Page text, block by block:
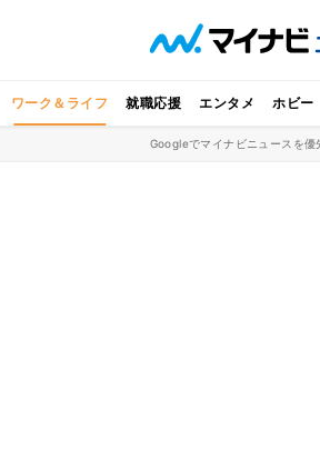
ワーク＆ライフ 就職応援 エンタメ ホビー
Googleでマイナビニュースを優